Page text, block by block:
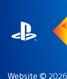
Website ©